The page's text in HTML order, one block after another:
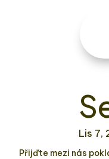
Lis 7,
Přijďte mezi nás